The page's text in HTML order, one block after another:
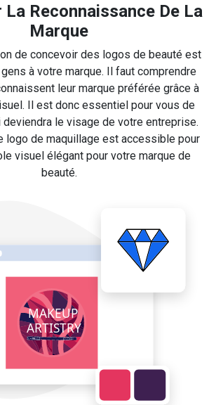
La Reconnaissance De La
Marque
de concevoir des logos de beauté est
à votre marque. Il faut comprendre
leur marque préférée grâce à
Il est donc essentiel pour vous de
deviendra le visage de votre entreprise.
logo de maquillage est accessible pour
visuel élégant pour votre marque de
beauté.